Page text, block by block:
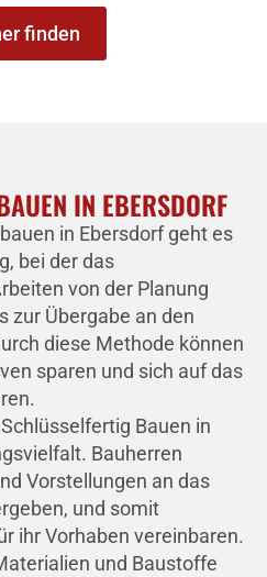
finden
IN EBERSDORF
in Ebersdorf geht es
bei der das
von der Planung
zur Übergabe an den
diese Methode können
sparen und sich auf das
Bauen in
Bauherren
Vorstellungen an das
und somit
ihr Vorhaben vereinbaren.
und Baustoffe